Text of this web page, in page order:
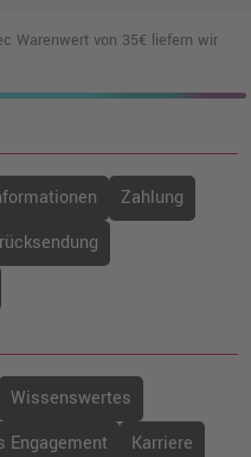
Warenwert von 35€ liefern wir
Zahlung
Wissenswertes
Engagement
Karriere